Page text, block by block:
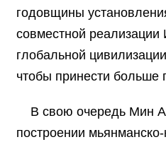
годовщины
совместной
глобальной
чтобы принести
В свою очередь Мин
построении